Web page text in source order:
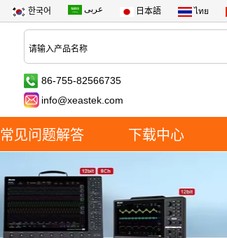
한국어 عربى 日本語 ไทย
86-755-82566735
info@xeastek.com
常见问题解答 下载中心